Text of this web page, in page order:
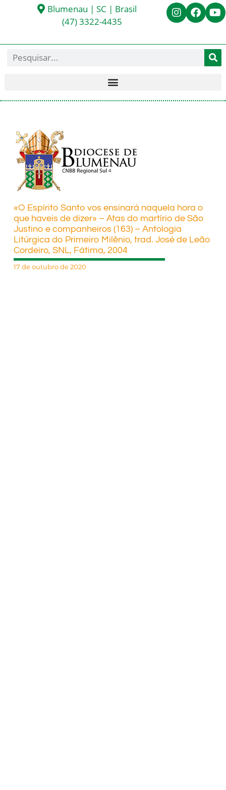
Blumenau | SC | Brasil
(47) 3322-4435
«O Espírito Santo vos ensinará naquela hora o
que haveis de dizer» – Atas do martírio de São
Justino e companheiros (163) – Antologia
Litúrgica do Primeiro Milênio, trad. José de Leão
Cordeiro, SNL, Fátima, 2004
17 de outubro de 2020